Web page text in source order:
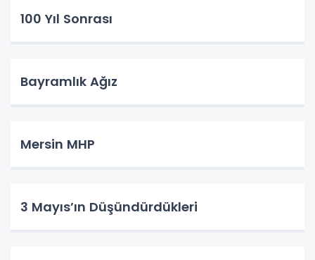
100 Yıl Sonrası
Bayramlık Ağız
Mersin MHP
3 Mayıs’ın Düşündürdükleri